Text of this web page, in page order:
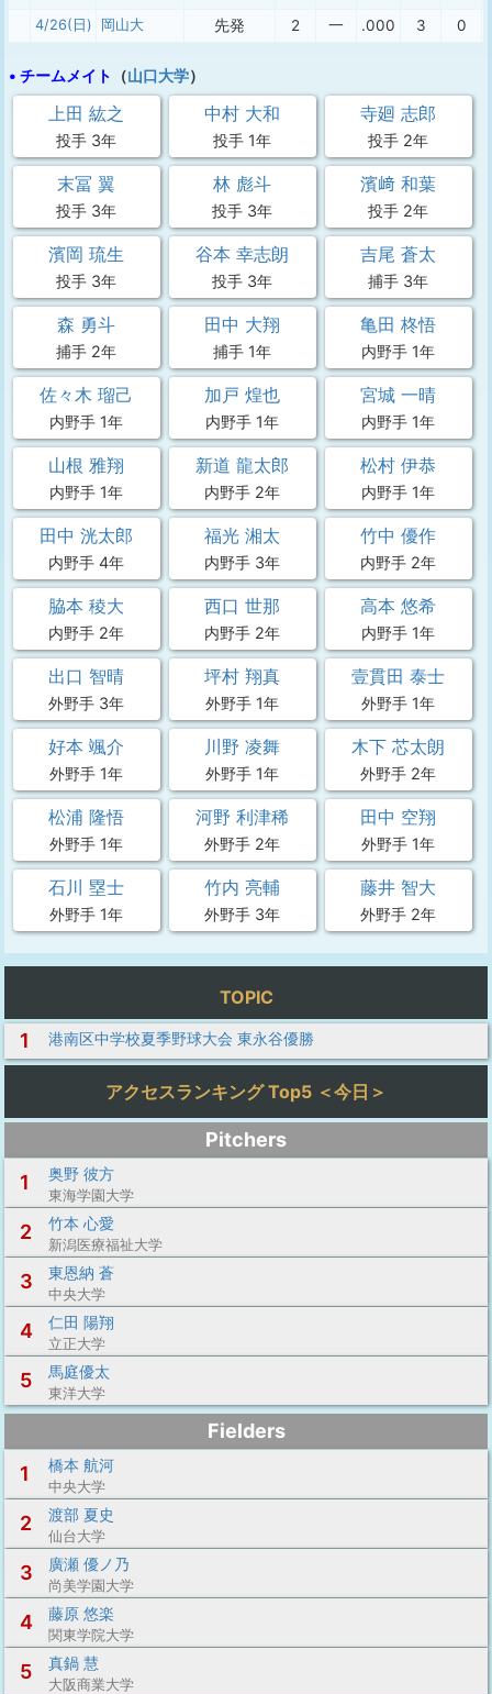
4/26(日) 岡山大 先発 2 一 .000 3 0
• チームメイト （山口大学）
上田 紘之
投手 3年
中村 大和
投手 1年
寺廻 志郎
投手 2年
末冨 翼
投手 3年
林 彪斗
投手 3年
濱﨑 和葉
投手 2年
濱岡 琉生
投手 3年
谷本 幸志朗
投手 3年
吉尾 蒼太
捕手 3年
森 勇斗
捕手 2年
田中 大翔
捕手 1年
亀田 柊悟
内野手 1年
佐々木 瑠己
内野手 1年
加戸 煌也
内野手 1年
宮城 一晴
内野手 1年
山根 雅翔
内野手 1年
新道 龍太郎
内野手 2年
松村 伊恭
内野手 1年
田中 洸太郎
内野手 4年
福光 湘太
内野手 3年
竹中 優作
内野手 2年
脇本 稜大
内野手 2年
西口 世那
内野手 2年
高本 悠希
内野手 1年
出口 智晴
外野手 3年
坪村 翔真
外野手 1年
壹貫田 泰士
外野手 1年
好本 颯介
外野手 1年
川野 凌舞
外野手 1年
木下 芯太朗
外野手 2年
松浦 隆悟
外野手 1年
河野 利津稀
外野手 2年
田中 空翔
外野手 1年
石川 塁士
外野手 1年
竹内 亮輔
外野手 3年
藤井 智大
外野手 2年
TOPIC
1 港南区中学校夏季野球大会 東永谷優勝
アクセスランキング Top5 ＜今日＞
Pitchers
1
奥野 彼方
東海学園大学
2 竹本 心愛
新潟医療福祉大学
3 東恩納 蒼
中央大学
4 仁田 陽翔
立正大学
5 馬庭優太
東洋大学
Fielders
1
橋本 航河
中央大学
2 渡部 夏史
仙台大学
3 廣瀬 優ノ乃
尚美学園大学
4 藤原 悠楽
関東学院大学
5 真鍋 慧
大阪商業大学